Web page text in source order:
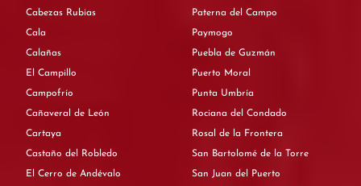
Cabezas Rubias
Cala
Calañas
El Campillo
Campofrío
Cañaveral de León
Cartaya
Castaño del Robledo
El Cerro de Andévalo
Paterna del Campo
Paymogo
Puebla de Guzmán
Puerto Moral
Punta Umbría
Rociana del Condado
Rosal de la Frontera
San Bartolomé de la Torre
San Juan del Puerto